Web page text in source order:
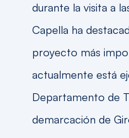
durante la visita a
Capella ha
proyecto más
actualmente está
Departamento de
demarcación de